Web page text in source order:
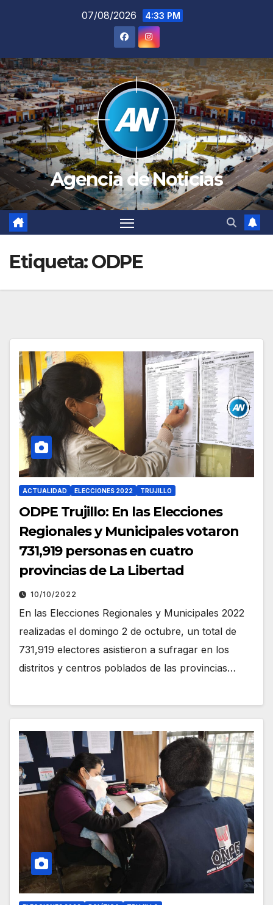
07/08/2026 4:33 PM
Agencia de Noticias
Etiqueta:ODPE
ACTUALIDAD ELECCIONES 2022 TRUJILLO
ODPE Trujillo: En las Elecciones
Regionales y Municipales votaron
731,919 personas en cuatro
provincias de La Libertad
10/10/2022
En las Elecciones Regionales y Municipales 2022
realizadas el domingo 2 de octubre, un total de
731,919 electores asistieron a sufragar en los
distritos y centros poblados de las provincias…